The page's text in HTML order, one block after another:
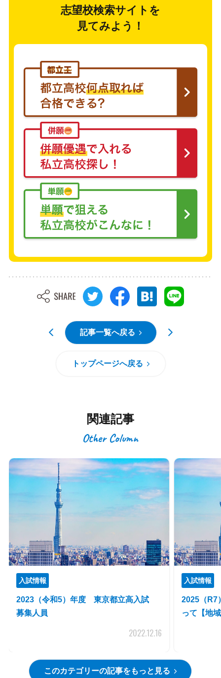
志望校検索サイトを
見てみよう！
記事一覧へ戻る
トップページへ戻る
関連記事
Other Column
入試情報
2023（令和5）年度 東京都立高入試
募集人員
2022.12.16
入試情報
2025（R7
って【地
このカテゴリーの記事をもっと見る